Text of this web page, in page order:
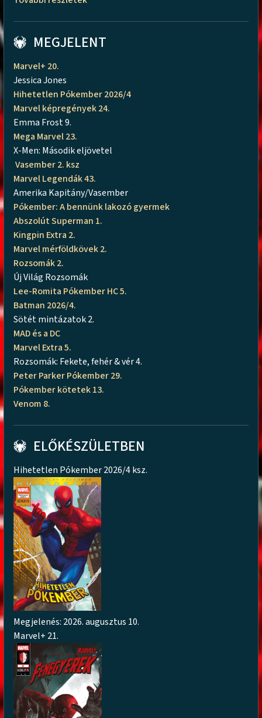
MEGJELENT
Marvel+ 20.
Jessica Jones
Hihetetlen Pókember 2026/4
Marvel képregények 24.
Emma Frost 9.
Mega Marvel 23.
X-Men: Második eljövetel
Vasember 2. ksz
Marvel Legendák 43.
Amerika Kapitány/Vasember
Pókember: A bennünk lakozó gyermek
Abszolút Superman 1.
Kingpin Extra 2.
Marvel mérföldkövek 2.
Rozsomák 2.
Új Világ Rozsomák
Lee-Romita Pókember HC 5.
Batman 2026/4.
Sötét mintázatok 2.
MAD és a DC
Marvel Extra 5.
Rozsomák: Fekete, fehér & vér 4.
Peter Parker Pókember 29.
Pókember kötetek 13.
Venom 8.
ELŐKÉSZÜLETBEN
Hihetetlen Pókember 2026/4 ksz.
Megjelenés: 2026. augusztus 10.
Marvel+ 21.